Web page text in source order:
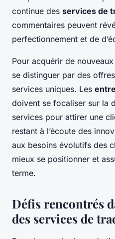
continue des services de
commentaires peuvent
perfectionnement et de
Pour acquérir de
se distinguer par des
services uniques. Les
doivent se focaliser sur la
services pour attirer une
restant à l’écoute des
aux besoins évolutifs des
mieux se positionner et
terme.
Défis rencontrés
des services de